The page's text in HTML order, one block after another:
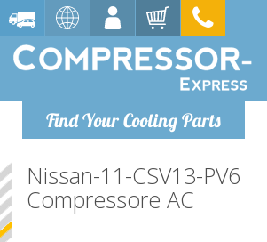
Find Your Cooling Parts
Nissan-11-CSV13-PV6
Compressore AC